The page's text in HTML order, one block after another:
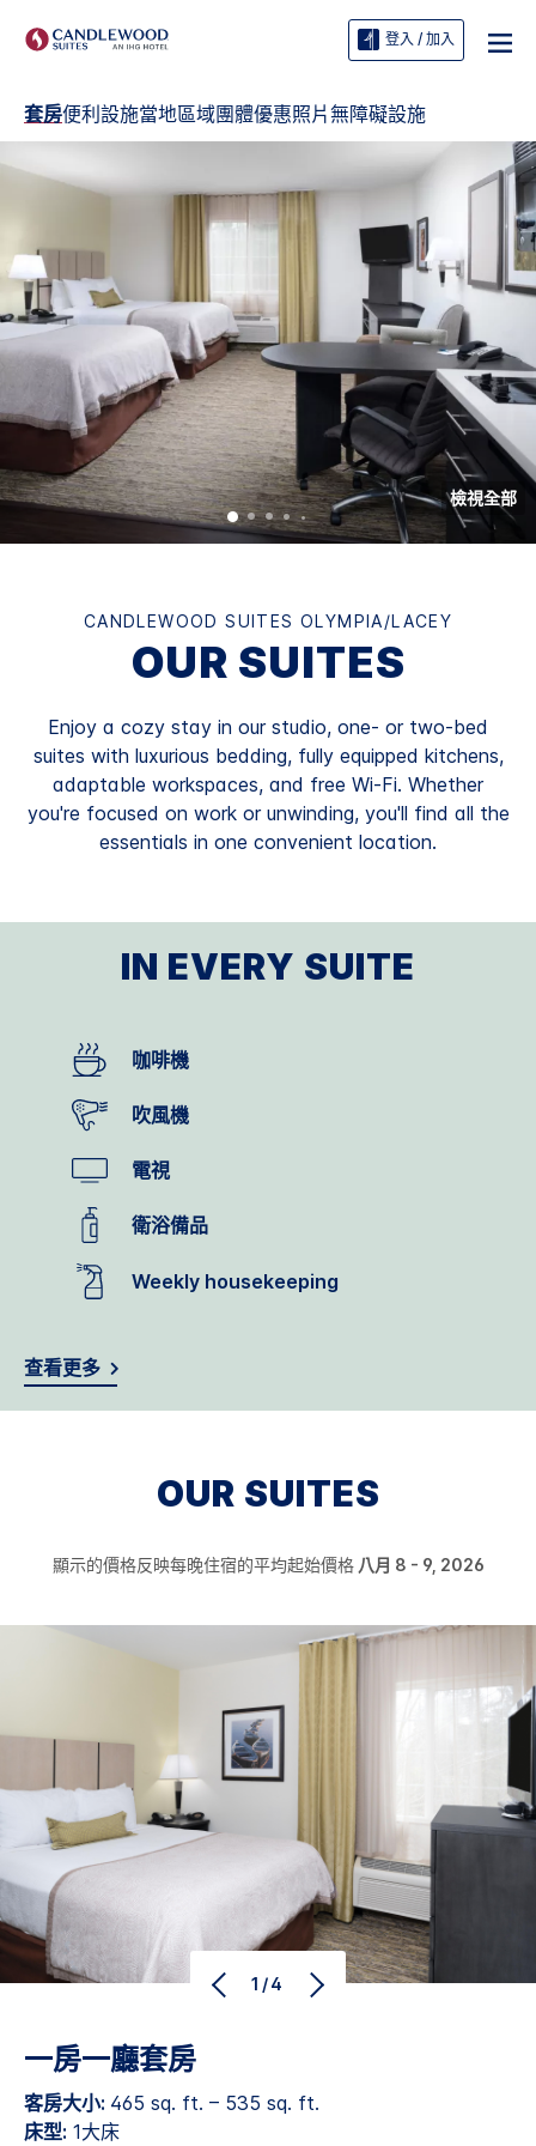
登入 / 加入
套房便利設施當地區域團體優惠照片無障礙設施
檢視全部
CANDLEWOOD SUITES OLYMPIA/LACEY
OUR SUITES
Enjoy a cozy stay in our studio, one- or two-bed
suites with luxurious bedding, fully equipped kitchens,
adaptable workspaces, and free Wi-Fi. Whether
you're focused on work or unwinding, you'll find all the
essentials in one convenient location.
IN EVERY SUITE
咖啡機
吹風機
電視
衛浴備品
Weekly housekeeping
查看更多
OUR SUITES
顯示的價格反映每晚住宿的平均起始價格八月 8 - 9, 2026
1/4
一房一廳套房
客房大小: 465 sq. ft. – 535 sq. ft.
床型: 1大床